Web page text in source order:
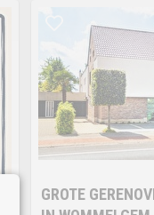
GROTE